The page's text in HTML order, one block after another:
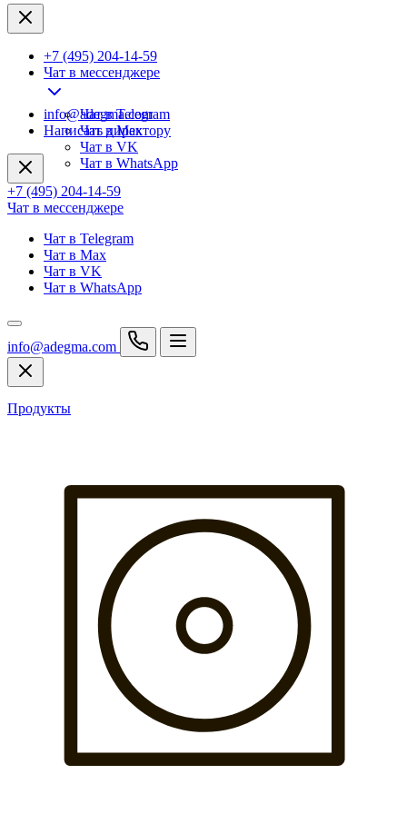
+7 (495) 204-14-59
Чат в мессенджере
Чат в Telegram
Чат в Max
Чат в VK
Чат в WhatsApp
info@adegma.com
Написать директору
+7 (495) 204-14-59
Чат в мессенджере
Чат в Telegram
Чат в Max
Чат в VK
Чат в WhatsApp
info@adegma.com
Продукты